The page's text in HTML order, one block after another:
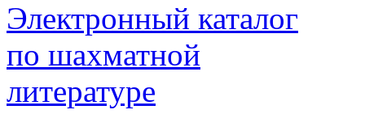
Электронный каталог
по шахматной
литературе